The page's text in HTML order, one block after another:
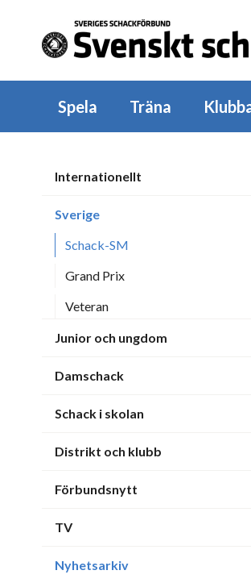
Spela Träna
Internationellt
Sverige
Schack-SM
Grand Prix
Veteran
Junior och ungdom
Damschack
Schack i skolan
Distrikt och klubb
Förbundsnytt
TV
Nyhetsarkiv